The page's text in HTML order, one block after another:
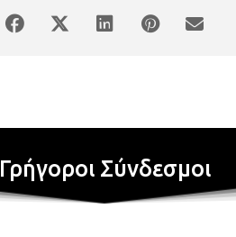
Γρήγοροι Σύνδεσμοι